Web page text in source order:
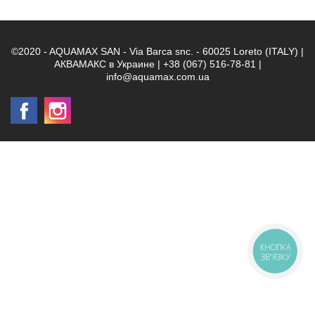
©2020 - AQUAMAX SAN - Via Barca snc. - 60025 Loreto (ITALY) |
АКВАМАКС в Украине | +38 (067) 516-78-81 |
info@aquamax.com.ua
КНОПКА
ЗВ'ЯЗКУ